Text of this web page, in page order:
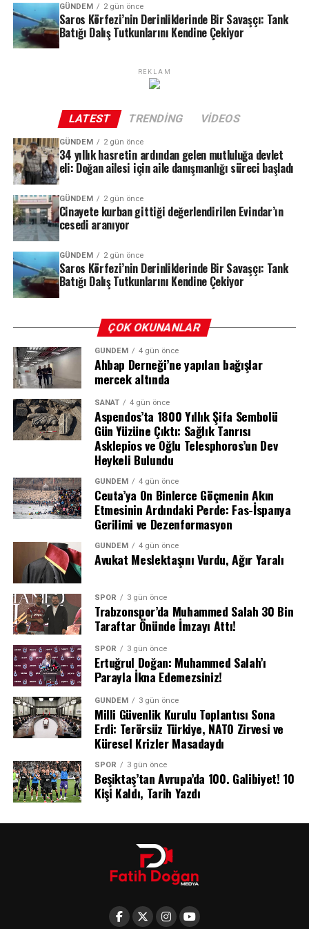
ABD’de Tarihin En İyi İkinci Açılışı
Film, ABD gişesinde 335 milyon dolarlık açılış rakamı
yakalayarak ülke tarihinin en iyi ikinci açılışını
gerçekleştirdi. Aynı zamanda bu sonuç, Sony Pictures’ın
şimdiye kadarki en yüksek açılış hasılatı olarak kayıtlara
geçti.
Uluslararası Pazarda Büyük Başarı
pazarda 73 bin 500’den fazla salonda 572 milyon dolar
kazandı. Bu rakamın 121 milyon dolarlık kısmı yalnızca
Çin pazarından elde edildi. Çin seyircisinin Örümcek
Adam’a gösterdiği bu yoğun ilgi, filmin küresel
başarısındaki en önemli etkenlerden biri oldu.
Avengers: Endgame’in Ardından İkinci
Sırada
Tabloya genel olarak bakıldığında film, ilk hafta sonunda
dünya genelinde 1,2 milyar doları aşan 2019 yapımı
“Avengers: Endgame”in ardından tüm zamanların en
büyük ikinci küresel açılışını gerçekleştirmiş oldu. Bu
başarı, Örümcek Adam serisinin ve Marvel Evreni’nin ne
denli güçlü bir izleyici kitlesine sahip olduğunu bir kez
daha kanıtladı.
Peter Parker’ın Yeni Macerası
Cenaze Namazı Göztepe’de Kılınacak
müteakip Göztepe Tütüncü Mehmet Efendi Camii’ne
getirilecek. Burada kılınacak cenaze namazının
sonrasında ise Can Kolukısa, Nakkaştepe Mezarlığı’nda
toprağa verilecek.
GÜNDEM 2 gün önce
Saros Körfezi’nin Derinliklerinde Bir Savaşçı: Tank
Batığı Dalış Tutkunlarını Kendine Çekiyor
REKLAM
LATEST TRENDING VIDEOS
GÜNDEM 2 gün önce
34 yıllık hasretin ardından gelen mutluluğa devlet
eli: Doğan ailesi için aile danışmanlığı süreci başladı
GÜNDEM 2 gün önce
Cinayete kurban gittiği değerlendirilen Evindar’ın
cesedi aranıyor
GÜNDEM 2 gün önce
Saros Körfezi’nin Derinliklerinde Bir Savaşçı: Tank
Batığı Dalış Tutkunlarını Kendine Çekiyor
ÇOK OKUNANLAR
GÜNDEM 4 gün önce
Ahbap Derneği’ne yapılan bağışlar
mercek altında
SANAT 4 gün önce
Aspendos’ta 1800 Yıllık Şifa Sembolü
Gün Yüzüne Çıktı: Sağlık Tanrısı
Asklepios ve Oğlu Telesphoros’un Dev
Heykeli Bulundu
GÜNDEM 4 gün önce
Ceuta’ya On Binlerce Göçmenin Akın
Etmesinin Ardındaki Perde: Fas-İspanya
Gerilimi ve Dezenformasyon
GÜNDEM 4 gün önce
Avukat Meslektaşını Vurdu, Ağır Yaralı
SPOR 3 gün önce
Trabzonspor’da Muhammed Salah 30 Bin
Taraftar Önünde İmzayı Attı!
SPOR 3 gün önce
Ertuğrul Doğan: Muhammed Salah’ı
Parayla İkna Edemezsiniz!
GÜNDEM 3 gün önce
Milli Güvenlik Kurulu Toplantısı Sona
Erdi: Terörsüz Türkiye, NATO Zirvesi ve
Küresel Krizler Masadaydı
SPOR 3 gün önce
Beşiktaş’tan Avrupa’da 100. Galibiyet! 10
Kişi Kaldı, Tarih Yazdı